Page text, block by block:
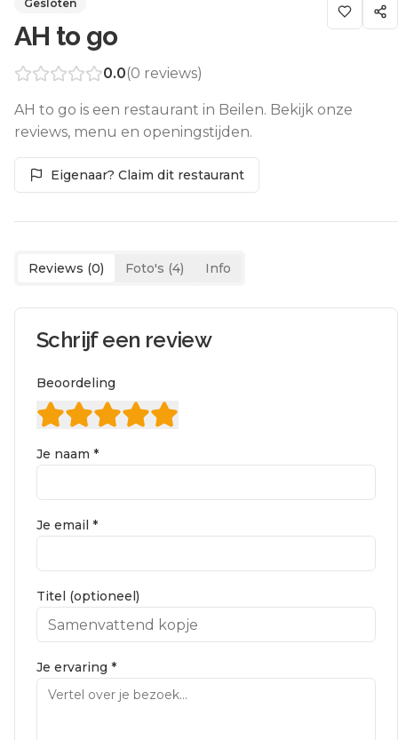
Gesloten
AH to go
0.0(0 reviews)
AH to go is een restaurant in Beilen. Bekijk onze
reviews, menu en openingstijden.
Eigenaar? Claim dit restaurant
Reviews (0) Foto's (4) Info
Schrijf een review
Beoordeling
Je naam *
Je email *
Titel (optioneel)
Je ervaring *